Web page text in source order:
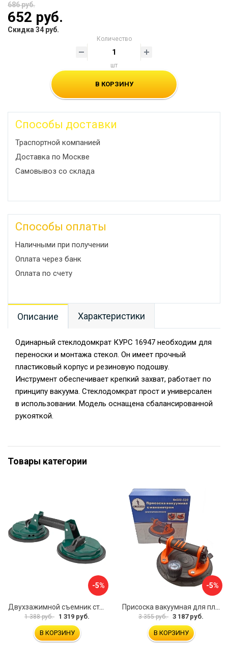
686 руб.
652 руб.
Скидка 34 руб.
Количество
шт
В КОРЗИНУ
Способы доставки
Траспортной компанией
Доставка по Москве
Самовывоз со склада
Способы оплаты
Наличными при получении
Оплата через банк
Оплата по счету
Описание Характеристики
Одинарный стеклодомкрат КУРС 16947 необходим для
переноски и монтажа стекол. Он имеет прочный
пластиковый корпус и резиновую подошву.
Инструмент обеспечивает крепкий захват, работает по
принципу вакуума. Стеклодомкрат прост и универсален
в использовании. Модель оснащена сбалансированной
рукояткой.
Товары категории
-5%
Двухзажимной съемник стекол Rockforce RF-63404(18564)
1 388 руб. 1 319 руб.
В КОРЗИНУ
-5%
3 355 руб. 3 187 руб.
В КОРЗИНУ